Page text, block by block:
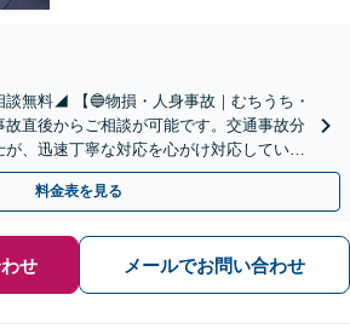
無料◢ 【🔵物損・人身事故｜むちうち・
直後からご相談が可能です。交通事故分
、迅速丁寧な対応を心がけ対応していま
ください。
料金表を見る
せ メールでお問い合わせ